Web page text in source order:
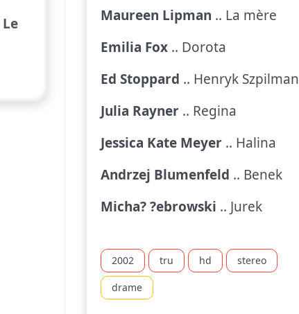
Le
Maureen Lipman .. La mère
Emilia Fox .. Dorota
Ed Stoppard .. Henryk Szpilman
Julia Rayner .. Regina
Jessica Kate Meyer .. Halina
Andrzej Blumenfeld .. Benek
Micha? ?ebrowski .. Jurek
2002 tru hd stereo
drame